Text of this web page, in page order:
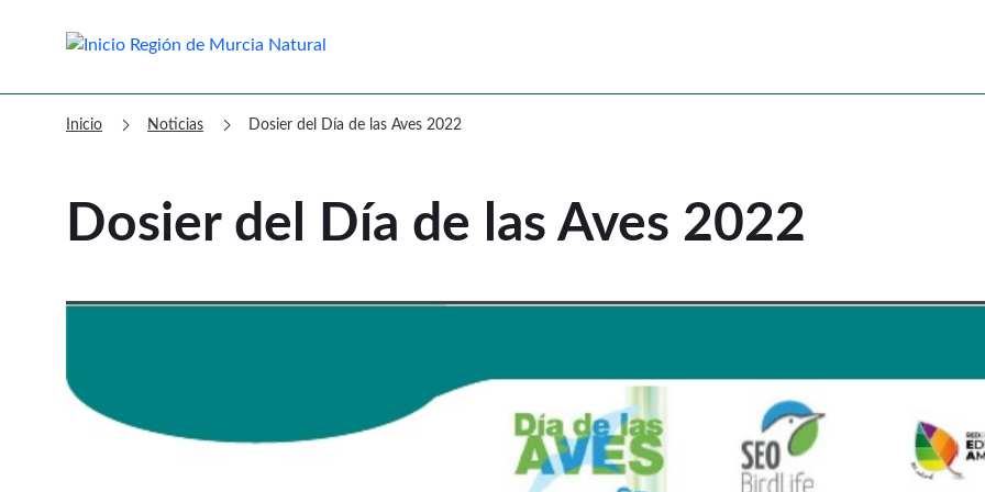
Murcia Natural Dosier del Día de las Aves 2022
Inicio chevron_right Noticias chevron_right Dosier del Día de las Aves 2022
Dosier del Día de las Aves 2022